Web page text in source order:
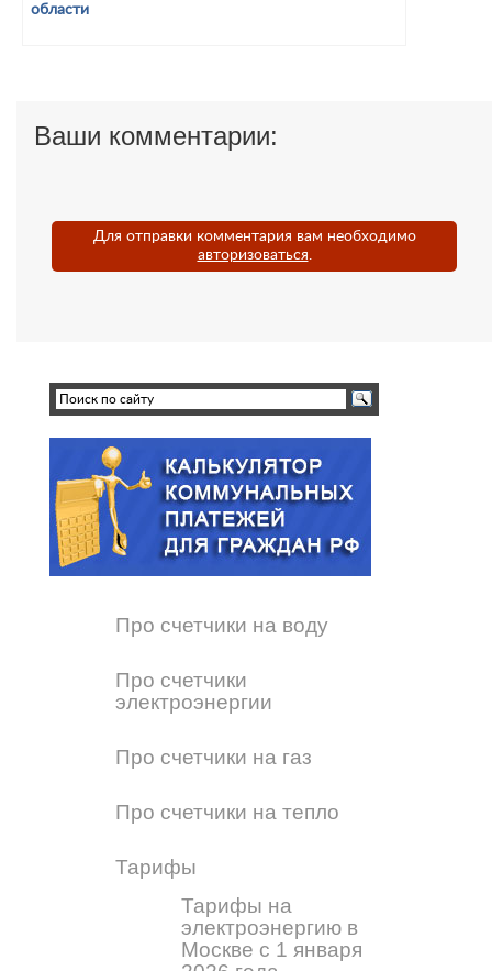
Ваши комментарии:
Для отправки комментария вам необходимо
авторизоваться.
Про счетчики на воду
Про счетчики
электроэнергии
Про счетчики на газ
Про счетчики на тепло
Тарифы
Тарифы на
электроэнергию в
Москве с 1 января